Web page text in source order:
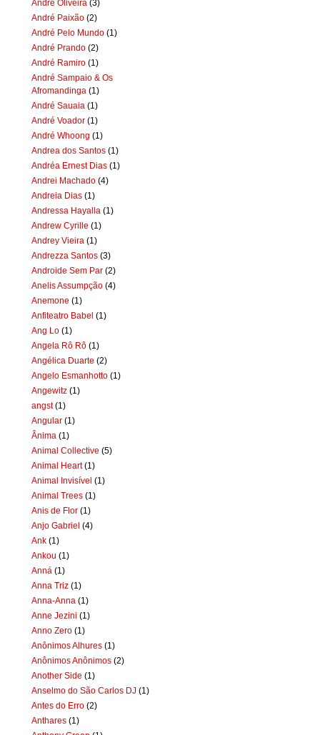
André Oliveira (3)
André Paixão (2)
André Pelo Mundo (1)
André Prando (2)
André Ramiro (1)
André Sampaio & Os
Afromandinga (1)
André Sauaia (1)
André Voador (1)
André Whoong (1)
Andrea dos Santos (1)
Andréa Ernest Dias (1)
Andrei Machado (4)
Andreia Dias (1)
Andressa Hayalla (1)
Andrew Cyrille (1)
Andrey Vieira (1)
Andrezza Santos (3)
Androide Sem Par (2)
Anelis Assumpção (4)
Anemone (1)
Anfiteatro Babel (1)
Ang Lo (1)
Angela Rô Rô (1)
Angélica Duarte (2)
Angelo Esmanhotto (1)
Angewitz (1)
angst (1)
Angular (1)
Ânima (1)
Animal Collective (5)
Animal Heart (1)
Animal Invisível (1)
Animal Trees (1)
Anis de Flor (1)
Anjo Gabriel (4)
Ank (1)
Ankou (1)
Anná (1)
Anna Triz (1)
Anna-Anna (1)
Anne Jezini (1)
Anno Zero (1)
Anônimos Alhures (1)
Anônimos Anônimos (2)
Another Side (1)
Anselmo do São Carlos DJ (1)
Antes do Erro (2)
Anthares (1)